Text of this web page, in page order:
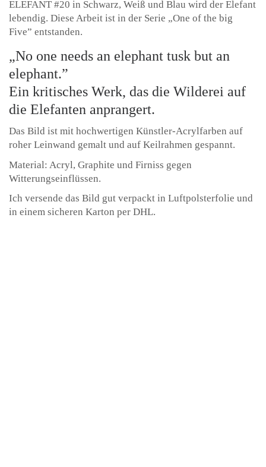
ELEFANT #20 in Schwarz, Weiß und Blau wird der Elefant
lebendig. Diese Arbeit ist in der Serie „One of the big
Five” entstanden.
„No one needs an elephant tusk but an
elephant.”
Ein kritisches Werk, das die Wilderei auf
die Elefanten anprangert.
Das Bild ist mit hochwertigen Künstler-Acrylfarben auf
roher Leinwand gemalt und auf Keilrahmen gespannt.
Material: Acryl, Graphite und Firniss gegen
Witterungseinflüssen.
Ich versende das Bild gut verpackt in Luftpolsterfolie und
in einem sicheren Karton per DHL.